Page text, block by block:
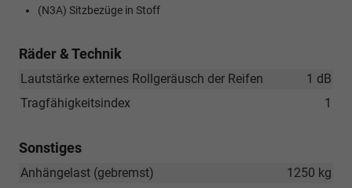
(N3A) Sitzbezüge in Stoff
Räder & Technik
1 dB
Lautstärke externes Rollgeräusch der Reifen
1
Tragfähigkeitsindex
Sonstiges
1250 kg
Anhängelast (gebremst)